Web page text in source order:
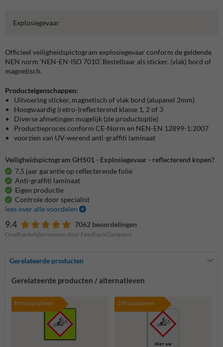
Explosiegevaar
Officieel veiligheidspictogram explosiegevaar conform de geldende
NEN norm ‘NEN-EN-ISO 7010’. Bestelbaar als sticker, (vlak) bord of
magnetisch.
Producteigenschappen:
Uitvoering sticker, magnetisch of vlak bord (alupanel 2mm)
Hoogwaardig (retro-)reflecterend klasse 1, 2 of 3
Diverse afmetingen mogelijk (zie productoptie)
Productieproces conform CE-Norm en NEN-EN 12899-1:2007
voorzien van UV-werend anti-graffiti laminaat
Veiligheidspictogram GHS01 - Explosiegevaar - reflecterend kopen?
7,5 jaar garantie op reflecterende folie
Anti-graffiti laminaat
Eigen productie
Controle door specialist
lees over alle voordelen
9.4 7062 beoordelingen
Onafhankelijke reviews door FeedbackCompany
Gerelateerde producten
Gerelateerde producten / alternatieven
Extra opvallend Zelf aanpassen